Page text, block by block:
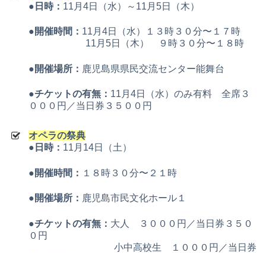
●日時： 11月4日（水）～11月5日（木）
●開催時間： 11月4日（水）１３時３０分〜１７時
11月5日（木） ９時３０分〜１８時
●開催場所： 鹿児島県県民交流センター能舞台
●チケットの有無： 11月4日（水）のみ有料 全席３
０００円／当日券３５００円
オペラの祭典
●日時： 11月14日（土）
●開催時間： １８時３０分〜２１時
●開催場所： 鹿児島市民文化ホール１
●チケットの有無： 大人 ３０００円／当日券３５０
０円
小中高校生 １０００円／当日券